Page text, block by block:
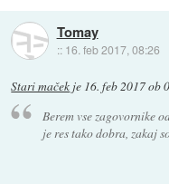
Tomay
:: 16. feb 2017, 08:26
Stari maček je 16. feb 2017 ob
Berem vse zagovornike
je res tako dobra, zakaj